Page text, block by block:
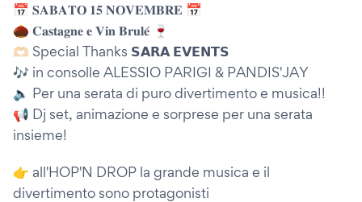
📅 𝐒𝐀𝐁𝐀𝐓𝐎 𝟏𝟓 𝐍𝐎𝐕𝐄𝐌𝐁𝐑𝐄 📅
🌰 𝐂𝐚𝐬𝐭𝐚𝐠𝐧𝐞 𝐞 𝐕𝐢𝐧 𝐁𝐫𝐮𝐥𝐞́ 🍷
🫶🏻 Special Thanks 𝗦𝗔𝗥𝗔 𝗘𝗩𝗘𝗡𝗧𝗦
🎶 in consolle ALESSIO PARIGI & PANDIS'JAY
🔈 Per una serata di puro divertimento e musica!!
📢 Dj set, animazione e sorprese per una serata
insieme!
👉 all'HOP'N DROP la grande musica e il
divertimento sono protagonisti